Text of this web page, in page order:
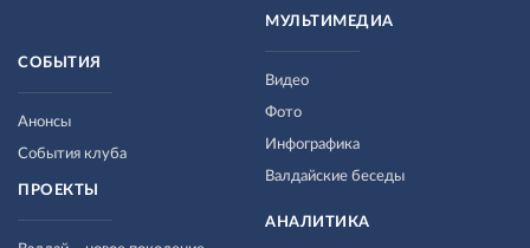
МУЛЬТИМЕДИА
Видео
Фото
Инфографика
Валдайские беседы
СОБЫТИЯ
Анонсы
События клуба
ПРОЕКТЫ
АНАЛИТИКА